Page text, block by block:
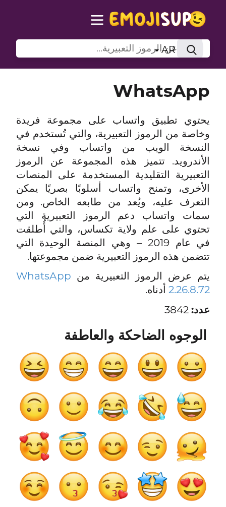
AR
WhatsApp
يحتوي تطبيق واتساب على مجموعة فريدة
وخاصة من الرموز التعبيرية، والتي تُستخدم في
النسخة الويب من واتساب وفي نسخة
الأندرويد. تتميز هذه المجموعة عن الرموز
التعبيرية التقليدية المستخدمة على المنصات
الأخرى، وتمنح واتساب أسلوبًا بصريًا يمكن
التعرف عليه، ويُعد من طابعه الخاص. ومن
سمات واتساب دعم الرموز التعبيرية التي
تحتوي على علم ولاية تكساس، والتي أُطلقت
في عام 2019 – وهي المنصة الوحيدة التي
تتضمن هذه الرموز التعبيرية ضمن مجموعتها.
يتم عرض الرموز التعبيرية من WhatsApp
2.26.8.72أدناه.
عدد:3842
الوجوه الضاحكة والعاطفة